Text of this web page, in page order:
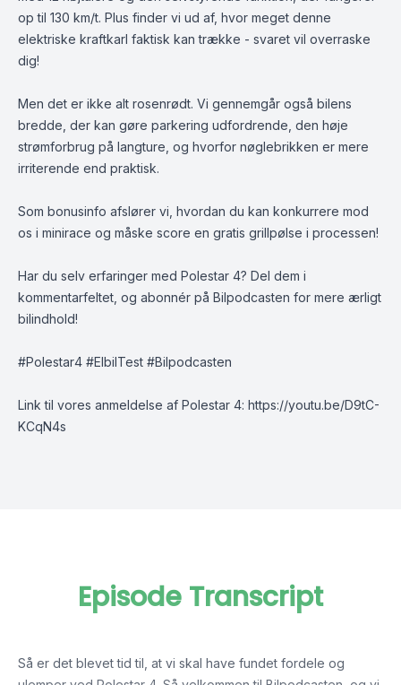
op til 130 km/t. Plus finder vi ud af, hvor meget denne
elektriske kraftkarl faktisk kan trække - svaret vil overraske
dig!
Men det er ikke alt rosenrødt. Vi gennemgår også bilens
bredde, der kan gøre parkering udfordrende, den høje
strømforbrug på langture, og hvorfor nøglebrikken er mere
irriterende end praktisk.
Som bonusinfo afslører vi, hvordan du kan konkurrere mod
os i minirace og måske score en gratis grillpølse i processen!
Har du selv erfaringer med Polestar 4? Del dem i
kommentarfeltet, og abonnér på Bilpodcasten for mere ærligt
bilindhold!
#Polestar4 #ElbilTest #Bilpodcasten
Link til vores anmeldelse af Polestar 4: https://youtu.be/D9tC-
KCqN4s
Episode Transcript